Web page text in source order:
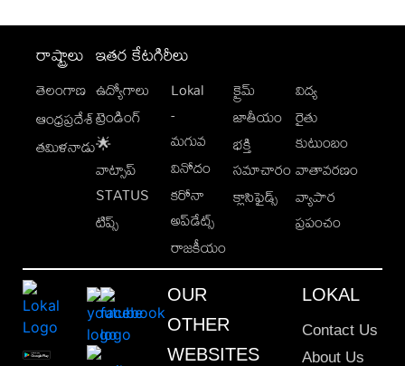
రాష్ట్రాలు
తెలంగాణ
ఆంధ్రప్రదేశ్
తమిళనాడు
ఇతర కేటగిరీలు
ఉద్యోగాలు
ట్రెండింగ్
🌟
వాట్సాప్
STATUS
టిప్స్
Lokal
-
మగువ
వినోదం
కరోనా
అప్‌డేట్స్
రాజకీయం
క్రైమ్
జాతీయం
భక్తి
సమాచారం
క్లాసిఫైడ్స్
విద్య
రైతు
కుటుంబం
వాతావరణం
వ్యాపార
ప్రపంచం
OUR
OTHER
WEBSITES
LOKAL
Contact Us
About Us